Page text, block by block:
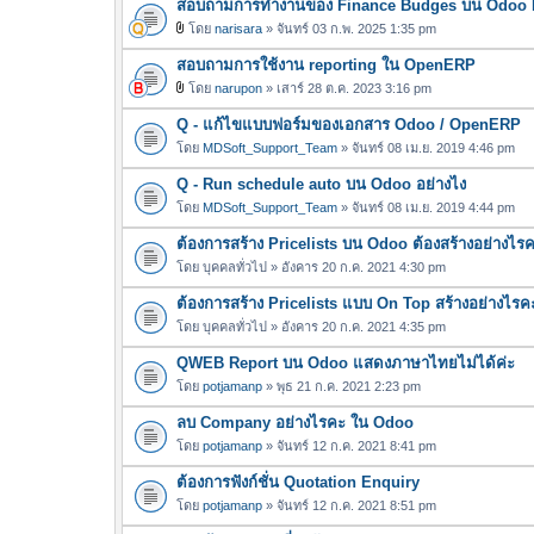
น
บ
ฟ
ล์
แ
น
บ
สอบถามการทำงานของ Finance Budges บน Odoo
ฟ
ล์
แ
น
บ
โดย narisara » จันทร์ 03 ก.พ. 2025 1:35 pm
สอบถามการใช้งาน reporting ใน OpenERP
ฟ
ล์
แ
น
บ
โดย narupon » เสาร์ 28 ต.ค. 2023 3:16 pm
Q - แก้ไขแบบฟอร์มของเอกสาร Odoo / OpenERP
โดย MDSoft_Support_Team » จันทร์ 08 เม.ย. 2019 4:46 pm
Q - Run schedule auto บน Odoo อย่างไง
โดย MDSoft_Support_Team » จันทร์ 08 เม.ย. 2019 4:44 pm
ต้องการสร้าง Pricelists บน Odoo ต้องสร้างอย่างไร
โดย บุคคลทั่วไป » อังคาร 20 ก.ค. 2021 4:30 pm
ต้องการสร้าง Pricelists แบบ On Top สร้างอย่างไรค
โดย บุคคลทั่วไป » อังคาร 20 ก.ค. 2021 4:35 pm
QWEB Report บน Odoo แสดงภาษาไทยไม่ได้ค่ะ
โดย potjamanp » พุธ 21 ก.ค. 2021 2:23 pm
ลบ Company อย่างไรคะ ใน Odoo
โดย potjamanp » จันทร์ 12 ก.ค. 2021 8:41 pm
ต้องการฟังก์ชั่น Quotation Enquiry
โดย potjamanp » จันทร์ 12 ก.ค. 2021 8:51 pm